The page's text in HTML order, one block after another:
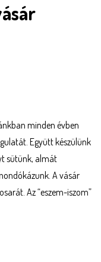
minden évben
Együtt készülünk
sütünk, almát
A vásár
Az “eszem-iszom”